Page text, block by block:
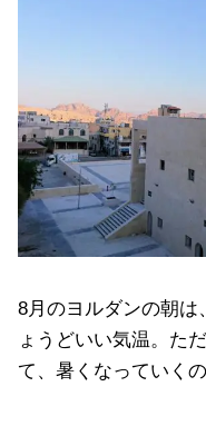
8月のヨルダンの朝は
ょうどいい気温。た
て、暑くなっていくの